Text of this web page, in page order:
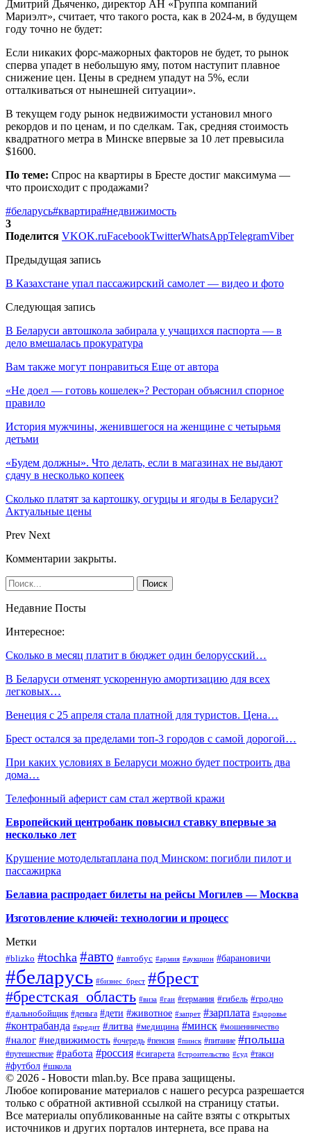
Дмитрий Дьяченко, директор АН «Группа компаний
Мариэлт», считает, что такого роста, как в 2024-м, в будущем
году точно не будет:
Если никаких форс-мажорных факторов не будет, то рынок
сперва упадет в небольшую яму, потом наступит плавное
снижение цен. Цены в среднем упадут на 5%, если
отталкиваться от нынешней ситуации».
В текущем году рынок недвижимости установил много
рекордов и по ценам, и по сделкам. Так, средняя стоимость
квадратного метра в Минске впервые за 10 лет превысила
$1600.
По теме: Спрос на квартиры в Бресте достиг максимума —
что происходит с продажами?
#беларусь#квартира#недвижимость
3
Поделится VKOK.ruFacebookTwitterWhatsAppTelegramViber
Предыдущая запись
В Казахстане упал пассажирский самолет — видео и фото
Следующая запись
В Беларуси автошкола забирала у учащихся паспорта — в
дело вмешалась прокуратура
Вам также могут понравиться Еще от автора
«Не доел — готовь кошелек»? Ресторан объяснил спорное
правило
История мужчины, женившегося на женщине с четырьмя
детьми
«Будем должны». Что делать, если в магазинах не выдают
сдачу в несколько копеек
Сколько платят за картошку, огурцы и ягоды в Беларуси?
Актуальные цены
Prev Next
Комментарии закрыты.
Недавние Посты
Интересное:
Сколько в месяц платит в бюджет один белорусский…
В Беларуси отменят ускоренную амортизацию для всех
легковых…
Венеция с 25 апреля стала платной для туристов. Цена…
Брест остался за пределами топ-3 городов с самой дорогой…
При каких условиях в Беларуси можно будет построить два
дома…
Телефонный аферист сам стал жертвой кражи
Европейский центробанк повысил ставку впервые за
несколько лет
Крушение мотодельтаплана под Минском: погибли пилот и
пассажирка
Белавиа распродает билеты на рейсы Могилев — Москва
Изготовление ключей: технологии и процесс
Метки
#blizko #tochka #авто #автобус #армия #аукцион #барановичи
#беларусь #бизнес_брест #брест
#брестская_область #виза #гаи #германия #гибель #гродно
#дальнобойщик #деньга #дети #животное #запрет #зарплата #здоровье
#контрабанда #кредит #литва #медицина #минск #мошенничество
#налог #недвижимость #очередь #пенсия #пинск #питание #польша
#путешествие #работа #россия #сигарета #строительство #суд #такси
#футбол #школа
© 2026 - Новости mlan.by. Все права защищены.
Любое копирование материалов с нашего ресурса разрешается
только с обратной активной ссылкой на страницу статьи.
Все материалы опубликованные на сайте взяты с открытых
источников и других порталов интернета, все права на